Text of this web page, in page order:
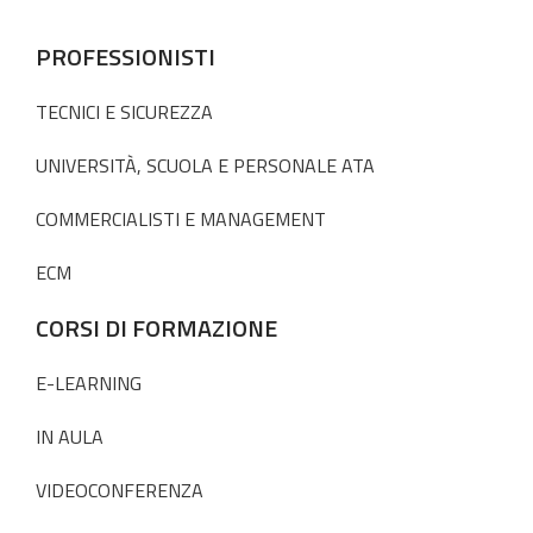
PROFESSIONISTI
TECNICI E SICUREZZA
UNIVERSITÀ, SCUOLA E PERSONALE ATA
COMMERCIALISTI E MANAGEMENT
ECM
CORSI DI FORMAZIONE
E-LEARNING
IN AULA
VIDEOCONFERENZA